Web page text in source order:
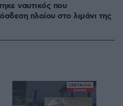
ναυτικός που
πλοίου στο λιμάνι της